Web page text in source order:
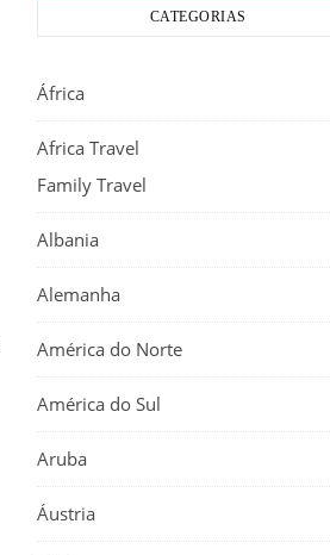
CATEGORIAS
África
Africa Travel
Family Travel
Albania
Alemanha
América do Norte
América do Sul
Aruba
Áustria